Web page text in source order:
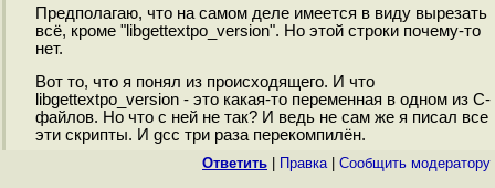
Предполагаю, что на самом деле имеется в виду вырезать
всё, кроме "libgettextpo_version". Но этой строки почему-то
нет.
Вот то, что я понял из происходящего. И что
libgettextpo_version - это какая-то переменная в одном из C-
файлов. Но что с ней не так? И ведь не сам же я писал все
эти скрипты. И gcc три раза перекомпилён.
Ответить Правка| Cообщить модератору